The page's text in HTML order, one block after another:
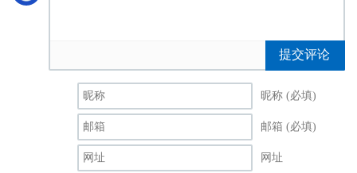
提交评论
昵称 (必填)
邮箱 (必填)
网址